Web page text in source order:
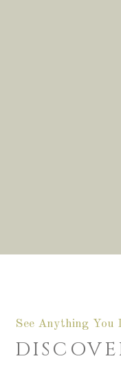
See Anything You